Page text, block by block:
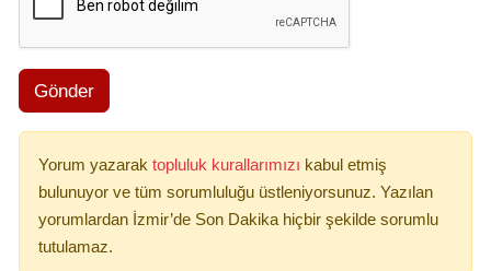
Gönder
Yorum yazarak topluluk kurallarımızı kabul etmiş
bulunuyor ve tüm sorumluluğu üstleniyorsunuz. Yazılan
yorumlardan İzmir’de Son Dakika hiçbir şekilde sorumlu
tutulamaz.